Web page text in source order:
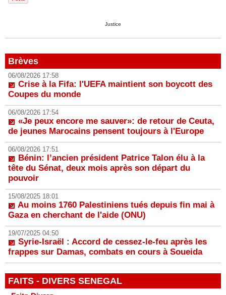
Justice
Brèves
06/08/2026 17:58
Crise à la Fifa: l'UEFA maintient son boycott des
Coupes du monde
06/08/2026 17:54
«Je peux encore me sauver»: de retour de Ceuta,
de jeunes Marocains pensent toujours à l'Europe
06/08/2026 17:51
Bénin: l’ancien président Patrice Talon élu à la
tête du Sénat, deux mois après son départ du
pouvoir
15/08/2025 18:01
Au moins 1760 Palestiniens tués depuis fin mai à
Gaza en cherchant de l'aide (ONU)
19/07/2025 04:50
Syrie-Israël : Accord de cessez-le-feu après les
frappes sur Damas, combats en cours à Soueida
FAITS - DIVERS SENEGAL